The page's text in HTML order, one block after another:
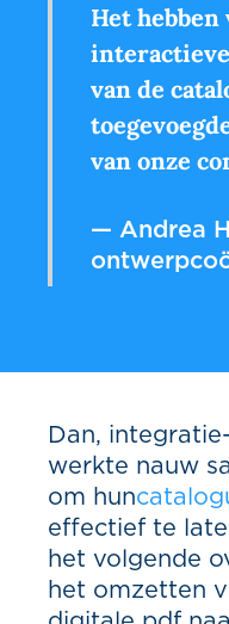
Het
van de
van onze
— Andrea
Dan,
werkte nauw
om hun
effectief te
het volgende
het omzetten